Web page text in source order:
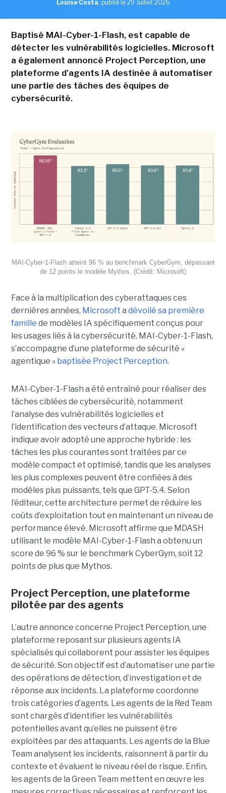
Louise Costa, publié le 29 Juillet 2026
Baptisé MAI-Cyber-1-Flash, est capable de
détecter les vulnérabilités logicielles. Microsoft
a également annoncé Project Perception, une
plateforme d'agents IA destinée à automatiser
une partie des tâches des équipes de
cybersécurité.
MAI-Cyber-1-Flash atteint 96 % au benchmark CyberGym, dépassant
de 12 points le modèle Mythos. (Crédit: Microsoft)
Face à la multiplication des cyberattaques ces
dernières années, Microsoft a dévoilé sa première
famille de modèles IA spécifiquement conçus pour
les usages liés à la cybersécurité. MAI-Cyber-1-Flash,
s’accompagne d’une plateforme de sécurité «
agentique » baptisée Project Perception.
MAI-Cyber-1-Flash a été entraîné pour réaliser des
tâches ciblées de cybersécurité, notamment
l’analyse des vulnérabilités logicielles et
l’identification des vecteurs d’attaque. Microsoft
indique avoir adopté une approche hybride : les
tâches les plus courantes sont traitées par ce
modèle compact et optimisé, tandis que les analyses
les plus complexes peuvent être confiées à des
modèles plus puissants, tels que GPT-5.4. Selon
l’éditeur, cette architecture permet de réduire les
coûts d’exploitation tout en maintenant un niveau de
performance élevé. Microsoft affirme que MDASH
utilisant le modèle MAI-Cyber-1-Flash a obtenu un
score de 96 % sur le benchmark CyberGym, soit 12
points de plus que Mythos.
Project Perception, une plateforme
pilotée par des agents
L’autre annonce concerne Project Perception, une
plateforme reposant sur plusieurs agents IA
spécialisés qui collaborent pour assister les équipes
de sécurité. Son objectif est d’automatiser une partie
des opérations de détection, d’investigation et de
réponse aux incidents. La plateforme coordonne
trois catégories d’agents. Les agents de la Red Team
sont chargés d’identifier les vulnérabilités
potentielles avant qu’elles ne puissent être
exploitées par des attaquants. Les agents de la Blue
Team analysent les incidents, raisonnent à partir du
contexte et évaluent le niveau réel de risque. Enfin,
les agents de la Green Team mettent en œuvre les